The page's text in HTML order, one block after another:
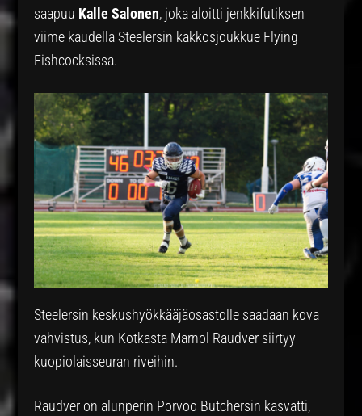
saapuu Kalle Salonen, joka aloitti jenkkifutiksen
viime kaudella Steelersin kakkosjoukkue Flying
Fishcocksissa.
Steelersin keskushyökkääjäosastolle saadaan kova
vahvistus, kun Kotkasta Marnol Raudver siirtyy
kuopiolaisseuran riveihin.
Raudver on alunperin Porvoo Butchersin kasvatti,